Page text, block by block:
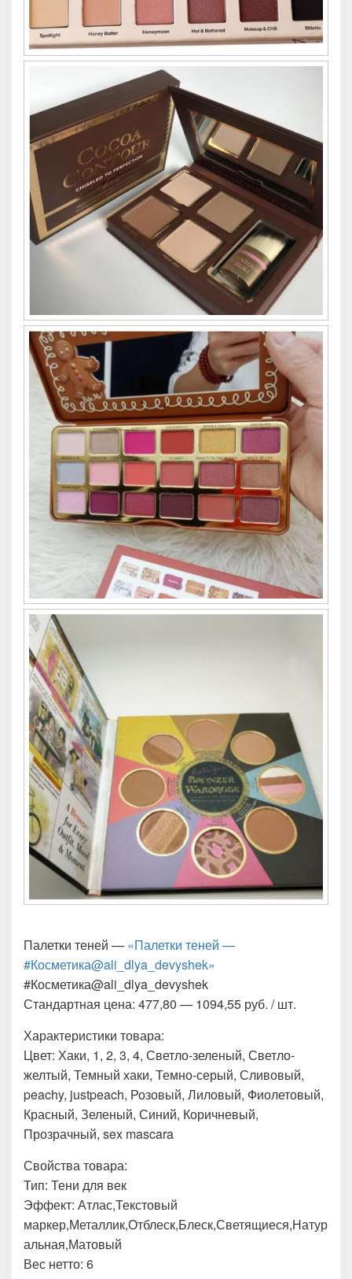
Палетки теней — «Палетки теней —
#Косметика@ali_dlya_devyshek»
#Косметика@ali_dlya_devyshek
Стандартная цена: 477,80 — 1094,55 руб. / шт.
Характеристики товара:
Цвет: Хаки, 1, 2, 3, 4, Светло-зеленый, Светло-
желтый, Темный хаки, Темно-серый, Сливовый,
peachy, justpeach, Розовый, Лиловый, Фиолетовый,
Красный, Зеленый, Синий, Коричневый,
Прозрачный, sex mascara
Свойства товара:
Тип: Тени для век
Эффект: Атлас,Текстовый
маркер,Металлик,Отблеск,Блеск,Светящиеся,Натур
альная,Матовый
Вес нетто: 6